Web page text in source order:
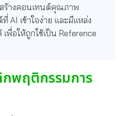
ร้างคอนเทนต์คุณภาพ
ที่ AI เข้าใจง่าย และมีแหล่ง
เพื่อให้ถูกใช้เป็น Reference
พฤติกรรมการ